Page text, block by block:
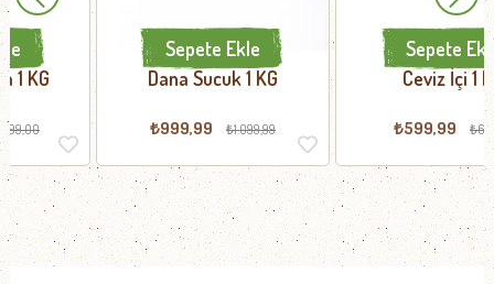
Dana Sucuk 1 KG
₺999,99 ₺1.099,99
Sepete Ekle
Ceviz İçi 1 KG
₺649,99
Sepete Ekle